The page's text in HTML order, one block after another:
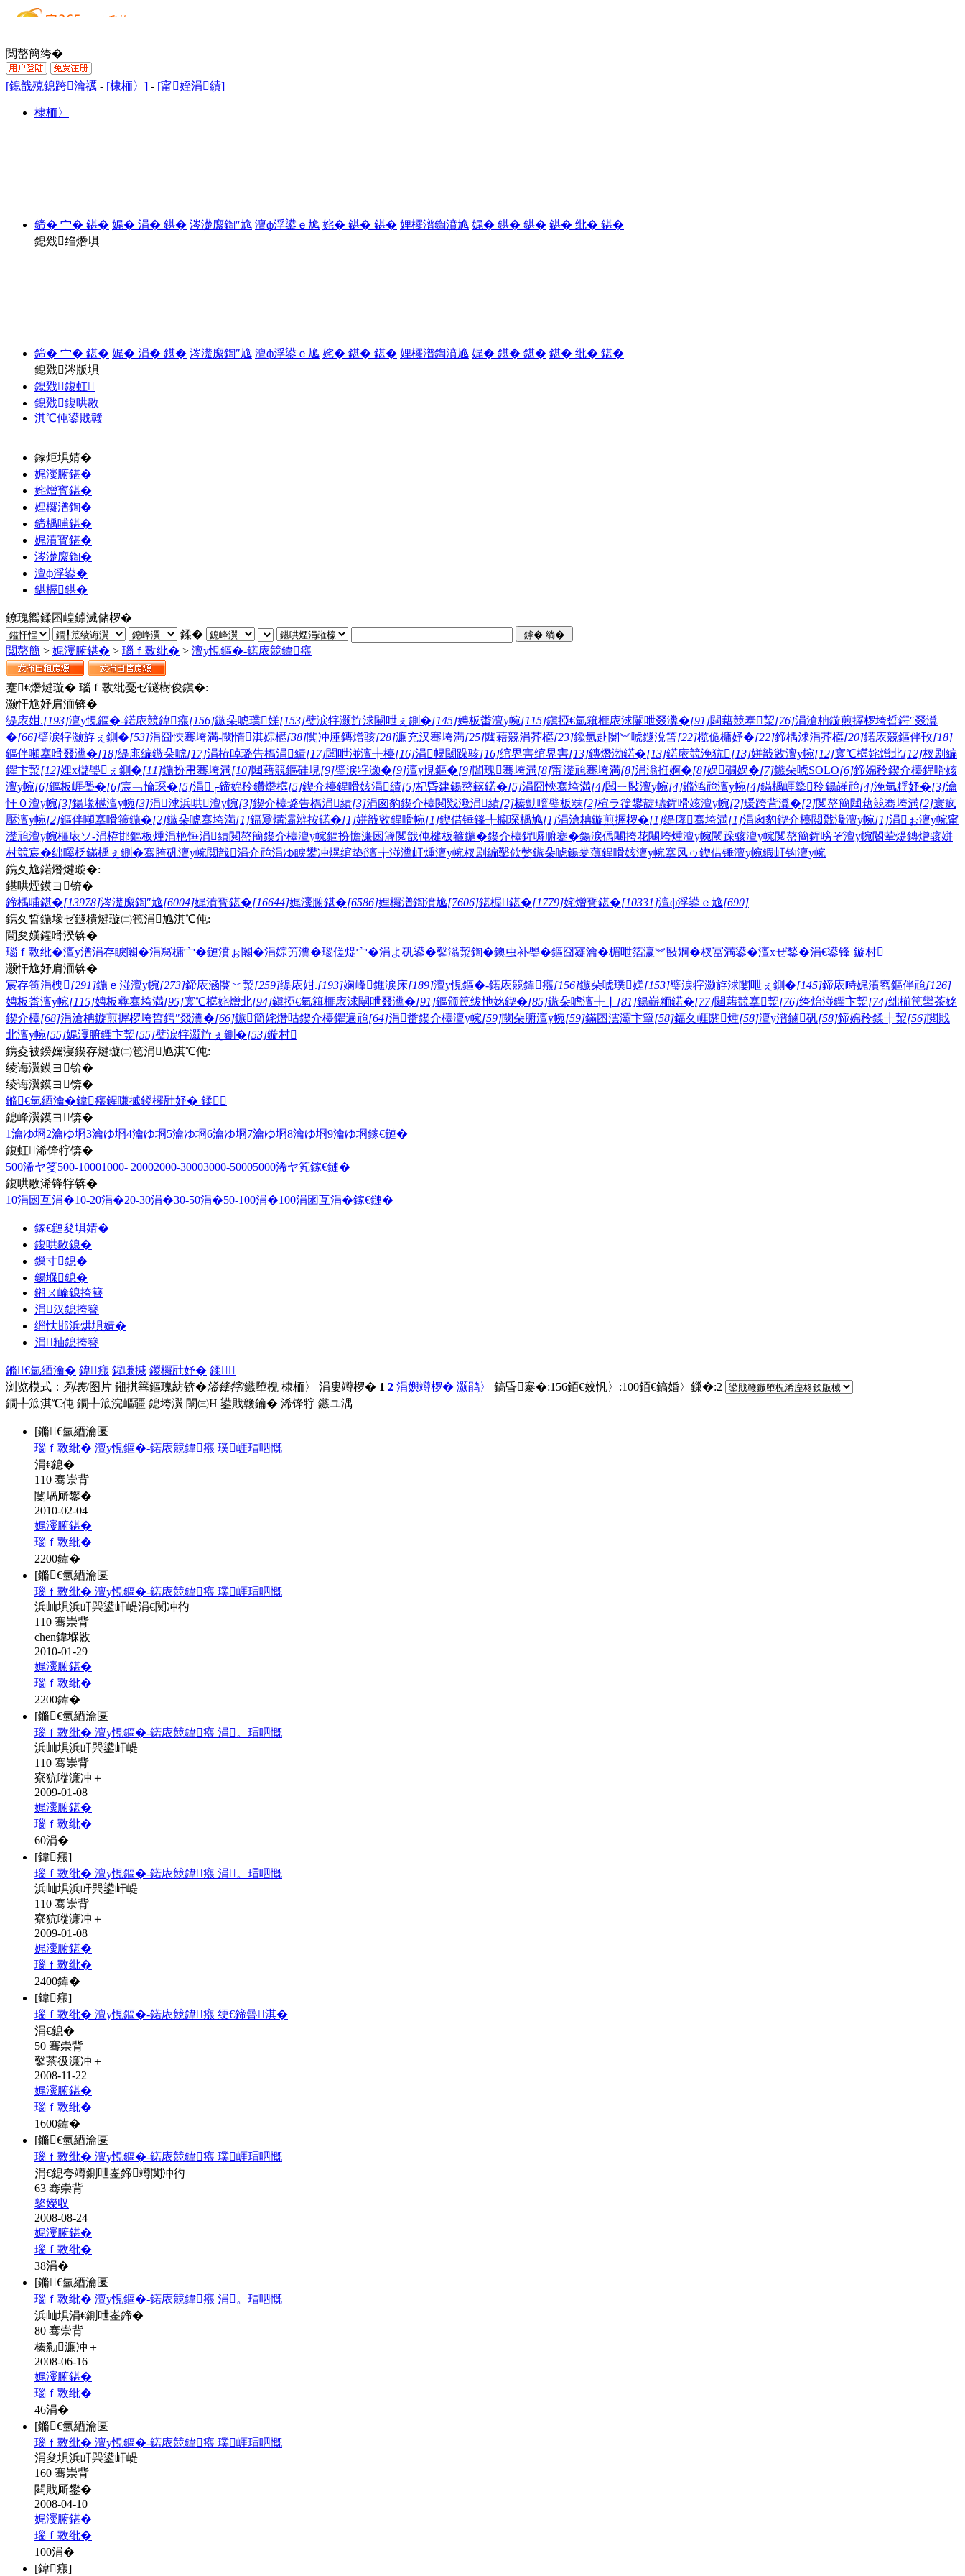
閲嶅簡绔�
[鎴戠殑鎴跨瀹禲 - [棣栭〉] - [甯姪涓績]
棣栭〉
鍗� 宀� 鍖� 娓� 涓� 鍖� 涔濋緳鍧″尯 澶ф浮鍙ｅ尯 姹� 鍖� 鍖� 娌欏潽鍧濆尯 娓� 鍖� 鍖� 鍖� 纰� 鍖�
鎴戣绉熸埧
鍗� 宀� 鍖� 娓� 涓� 鍖� 涔濋緳鍧″尯 澶ф浮鍙ｅ尯 姹� 鍖� 鍖� 娌欏潽鍧濆尯 娓� 鍖� 鍖� 鍖� 纰� 鍖�
鎴戣涔版埧
鎴戣鍑虹
鎴戣鍑哄敭
淇℃伅鍙戝竷
鎵炬埧婧�
娓濅腑鍖�
姹熷寳鍖�
娌欏潽鍧�
鍗楀哺鍖�
娓濆寳鍖�
涔濋緳鍧�
澶ф浮鍙�
鍖楃鍖�
鐐瑰嚮鍒囨崲鎼滅储椤�
鍒�
閲嶅簡 > 娓濅腑鍖� > 瑙ｆ斁纰� > 澶у悓鏂�-鍩庡競鍏瘬
蹇€熸煡璇� 瑙ｆ斁纰戞ゼ鐩樹俊鎭�:
灏忓尯妤肩洏锛�
缇庡姏.[193]澶у悓鏂�-鍩庡競鍏瘬[156]鏃朵唬璞嫅[153]璧涙牸灏斿浗闄呭ぇ鍘�[145]娉板畨澶у帵[115]鎭掗€氫簯榧庡浗闄呭叕瀵�[91]閮藉競搴洯[76]涓滄柟鏇煎搱椤垮晢鍔″叕瀵
�[66]璧涙牸灏斿ぇ鍘�[53]涓囧悏骞垮満-閾惰淇婃櫙[38]闃冲厜鏄熷骇[28]濂充汉骞垮満[25]閮藉競涓芥櫙[23]鑱氫赴閿︾唬鐩涗笘[22]榄佹槦妤�[22]鍗楀浗涓芥櫙[20]鍩庡競鏂伴攼[18]
鏂伴噸搴嗗叕瀵�[18]缇庣編鏃朵唬[17]涓栫晫璐告槗涓績[17]闆呭湴澶╅檯[16]涓幆閾跺骇[16]绾界害绾界害[13]鏄熸渤鍩�[13]鍩庡競浼犺[13]姘戠敓澶у帵[12]寰℃櫙姹熷北[12]杈剧編
鑺卞洯[12]娌х櫧璺ぇ鍘�[11]鍦扮帇骞垮満[10]閮藉競鏂硅垷[9]璧涙牸灏�[9]澶у悓鏂�[9]閭瑰骞垮満[8]甯濋兘骞垮満[8]涓滃拰婀�[8]娲礀娲�[7]鏃朵唬SOLO[6]鍗婂矝鍥介檯鍟嗗姟
澶у帵[6]鏂板崕璺�[6]宸﹁惀琛�[5]涓┌鍗婂矝鑽熸櫙[5]鍥介檯鍟嗗姟涓績[5]杞昏建鍚嶅簵鍩�[5]涓囧悏骞垮満[4]闆ㄧ敯澶у帵[4]鏅鸿兘澶у帵[4]鏋楀崕鐜矝鍚嶉兘[4]浼氫粰妤�[3]瀹
忓０澶у帵[3]鍚堟櫙澶у帵[3]涓浗浜哄澶у帵[3]鍥介檯璐告槗涓績[3]涓囪豹鍥介檯閲戣瀺涓績[2]榛勯噾璧板粖[2]楦ラ箯鐢靛瓙鍟嗗姟澶у帵[2]瑗跨背瀵�[2]閲嶅簡閮藉競骞垮満[2]寰疯
壓澶у帵[2]鏂伴噸搴嗗箍鍦�[2]鏃朵唬骞垮満[1]鍢夐煹灞辨按鍩�[1]姘戠敓鍟嗗帵[1]鍥借锤鎽╃櫥琛楀尯[1]涓滄柟鏇煎搱椤�[1]缇庨骞垮満[1]涓囪豹鍥介檯閲戣瀺澶у帵[1]涓ぉ澶у帵甯
濋兘澶у帵榧庡ソ-涓栫邯鏂板煄涓栬锤涓績閲嶅簡鍥介檯澶у帵鏂扮憺濂囦簲閲戠伅楗板箍鍦�鍥介檯鍟嗕腑蹇�鍚涙偊闀挎花闀垮煄澶у帵閾跺骇澶у帵閲嶅簡鍟嗙ぞ澶у帵閽荤煶鏄熷骇姘
村競宸�绌嗘柉鏋楀ぇ鍘�骞胯矾澶у帵閲戠涓介兘涓ゆ睙鐢冲熀绾垫í澶╁湴瀵屽煄澶у帵杈剧編鑿佽嫳鏃朵唬鍚夎薄鍟嗗姟澶у帵搴风ゥ鍥借锤澶у帵鍜屽钩澶у帵
鎸夊尯鍩熸煡璇�:
鍖哄煙鏌ヨ锛�
鍗楀哺鍖�[13978]涔濋緳鍧″尯[6004]娓濆寳鍖�[16644]娓濅腑鍖�[6586]娌欏潽鍧濆尯[7606]鍖楃鍖�[1779]姹熷寳鍖�[10331]澶ф浮鍙ｅ尯[690]
鎸夊晢鍦堟ゼ鐩樻煡璇㈡笣涓尯淇℃伅:
閫夋嫨鍟嗗湀锛�
瑙ｆ斁纰�澶у潽涓存睙闂�涓冩槦宀�鏈濆ぉ闂�涓婃竻瀵�瑙傞煶宀�涓よ矾鍙�鑿滃洯鍧�鐭虫补璺�鏂囧寲瀹�楣呭箔瀛︾敯婀�杈冨満鍙�澶хぜ鍫�涓€鍙锋ˉ鏇村
灏忓尯妤肩洏锛�
宸存笣涓栧[291]鍦ｅ湴澶у帵[273]鍗庡涵閿﹀洯[259]缇庡姏.[193]娴峰鐎涙床[189]澶у悓鏂�-鍩庡競鍏瘬[156]鏃朵唬璞嫅[153]璧涙牸灏斿浗闄呭ぇ鍘�[145]鍗庡畤娓濆窞鏂伴兘[126]
娉板畨澶у帵[115]娉板彜骞垮満[95]寰℃櫙姹熷北[94]鎭掗€氫簯榧庡浗闄呭叕瀵�[91]鏂颁笢绂忚姳鍥�[85]鏃朵唬澶╁▏ [81]鍚嶄粫鍩�[77]閮藉競搴洯[76]绔炲湴鑺卞洯[74]绌椾笢鑾茶姳
鍥介檯[68]涓滄柟鏇煎搱椤垮晢鍔″叕瀵�[66]鏃簡姹熸咕鍥介檯鑺遍兘[64]涓畨鍥介檯澶у帵[59]閾朵腑澶у帵[59]鏋囨澐灞卞簞[58]鍢夊崕閼煄[58]澶у潽鏀矾[58]鍗婂矝鍒╁洯[56]閲戝
北澶у帵[55]娓濅腑鑺卞洯[55]璧涙牸灏斿ぇ鍘�[53]鏇村
鎸夌被鍨嬭寖鍥存煡璇㈡笣涓尯淇℃伅:
绫诲瀷鏌ヨ锛�
绫诲瀷鏌ヨ锛�
鏅€氫綇瀹�鍏瘬鍟嗛摵鍐欏瓧妤� 鍒
鎴峰瀷鏌ヨ锛�
1瀹ゆ埛2瀹ゆ埛3瀹ゆ埛4瀹ゆ埛5瀹ゆ埛6瀹ゆ埛7瀹ゆ埛8瀹ゆ埛9瀹ゆ埛鎵€鏈�
鍑虹浠锋牸锛�
500浠ヤ笅500-10001000- 20002000-30003000-50005000浠ヤ笂鎵€鏈�
鍑哄敭浠锋牸锛�
10涓囦互涓�10-20涓�20-30涓�30-50涓�50-100涓�100涓囦互涓�鎵€鏈�
鎵€鏈夋埧婧�
鍑哄敭鎴�
鏁寸鎴�
鍚堢鎴�
鎺ㄨ崘鎴挎簮
涓汉鎴挎簮
缁忕邯浜烘埧婧�
涓粙鎴挎簮
鏅€氫綇瀹� 鍏瘬 鍟嗛摵 鍐欏瓧妤� 鍒
浏览模式： 列表/图片 鎺掑簭鏂瑰紡锛�浠锋牸/鏃堕棿 棣栭〉 涓婁竴椤� 1 2 涓嬩竴椤� 灏鹃〉 鎬昏褰�:156銆€姣忛〉:100銆€鎬婚〉鏁�:2
鐗╀笟淇℃伅 鐗╀笟浣嶇疆 鎴垮瀷 闈㈢Н 鍙戝竷鑰� 浠锋牸 鏃ユ湡
[鏅€氫綇瀹匽
瑙ｆ斁纰� 澶у悓鏂�-鍩庡競鍏瘬 璞崕瑁呬慨
涓€鎴�
110 骞崇背
闄堝厛鐢�
2010-02-04
娓濅腑鍖�
瑙ｆ斁纰�
2200鍏�
[鏅€氫綇瀹匽
瑙ｆ斁纰� 澶у悓鏂�-鍩庡競鍏瘬 璞崕瑁呬慨
浜屾埧浜屽巺鍙屽崼涓€闃冲彴
110 骞崇背
chen鍏堢敓
2010-01-29
娓濅腑鍖�
瑙ｆ斁纰�
2200鍏�
[鏅€氫綇瀹匽
瑙ｆ斁纰� 澶у悓鏂�-鍩庡競鍏瘬 涓。瑁呬慨
浜屾埧浜屽巺鍙屽崼
110 骞崇背
寮犺暰濂冲＋
2009-01-08
娓濅腑鍖�
瑙ｆ斁纰�
60涓�
[鍏瘬]
瑙ｆ斁纰� 澶у悓鏂�-鍩庡競鍏瘬 涓。瑁呬慨
浜屾埧浜屽巺鍙屽崼
110 骞崇背
寮犺暰濂冲＋
2009-01-08
娓濅腑鍖�
瑙ｆ斁纰�
2400鍏�
[鍏瘬]
瑙ｆ斁纰� 澶у悓鏂�-鍩庡競鍏瘬 绠€鍗曡淇�
涓€鎴�
50 骞崇背
鑿茶彶濂冲＋
2008-11-22
娓濅腑鍖�
瑙ｆ斁纰�
1600鍏�
[鏅€氫綇瀹匽
瑙ｆ斁纰� 澶у悓鏂�-鍩庡競鍏瘬 璞崕瑁呬慨
涓€鎴夸竴鍘呭崟鍗竴闃冲彴
63 骞崇背
鐜嬫収
2008-08-24
娓濅腑鍖�
瑙ｆ斁纰�
38涓�
[鏅€氫綇瀹匽
瑙ｆ斁纰� 澶у悓鏂�-鍩庡競鍏瘬 涓。瑁呬慨
浜屾埧涓€鍘呭崟鍗�
80 骞崇背
榛勬濂冲＋
2008-06-16
娓濅腑鍖�
瑙ｆ斁纰�
46涓�
[鏅€氫綇瀹匽
瑙ｆ斁纰� 澶у悓鏂�-鍩庡競鍏瘬 璞崕瑁呬慨
涓夋埧浜屽巺鍙屽崼
160 骞崇背
閮戝厛鐢�
2008-04-10
娓濅腑鍖�
瑙ｆ斁纰�
100涓�
[鍏瘬]